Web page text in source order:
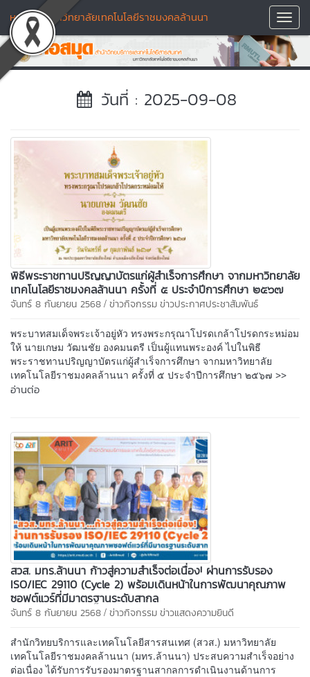
หอสมุด มหาวิทยาลัยเทคโนโลยีราชมงคลล้านนา
วันที่ : 2025-09-08
พิธีพระราชทานปริญญาบัตรแก่ผู้สำเร็จการศึกษา จากมหาวิทยาลัย
เทคโนโลยีราชมงคลล้านนา ครั้งที่ ๕ ประจำปีการศึกษา ๒๕๖๗
จันทร์ 8 กันยายน 2568 / ข่าวกิจกรรมข่าวประกาศประชาสัมพันธ์
พระบาทสมเด็จพระเจ้าอยู่หัว ทรงพระกรุณาโปรดเกล้าโปรดกระหม่อม
ให้ นายเกษม วัฒนชัย องคมนตรี เป็นผู้แทนพระองค์ ไปในพิธี
พระราชทานปริญญาบัตรแก่ผู้สำเร็จการศึกษา จากมหาวิทยาลัย
เทคโนโลยีราชมงคลล้านนา ครั้งที่ ๕ ประจำปีการศึกษา ๒๕๖๗ >>
อ่านต่อ
สวส. มทร.ล้านนา ก้าวสู่ความสำเร็จต่อเนื่อง! ผ่านการรับรอง
ISO/IEC 29110 (Cycle 2) พร้อมเดินหน้าในการพัฒนาคุณภาพ
ซอฟต์แวร์ที่มีมาตรฐานระดับสากล
จันทร์ 8 กันยายน 2568 / ข่าวกิจกรรมข่าวแสดงความยินดี
สำนักวิทยบริการและเทคโนโลยีสารสนเทศ (สวส.) มหาวิทยาลัย
เทคโนโลยีราชมงคลล้านนา (มทร.ล้านนา) ประสบความสำเร็จอย่าง
ต่อเนื่อง ได้รับการรับรองมาตรฐานสากลการดำเนินงานด้านการ